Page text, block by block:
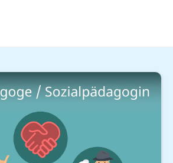
& Pädagogik
/ Sozialpädagogin